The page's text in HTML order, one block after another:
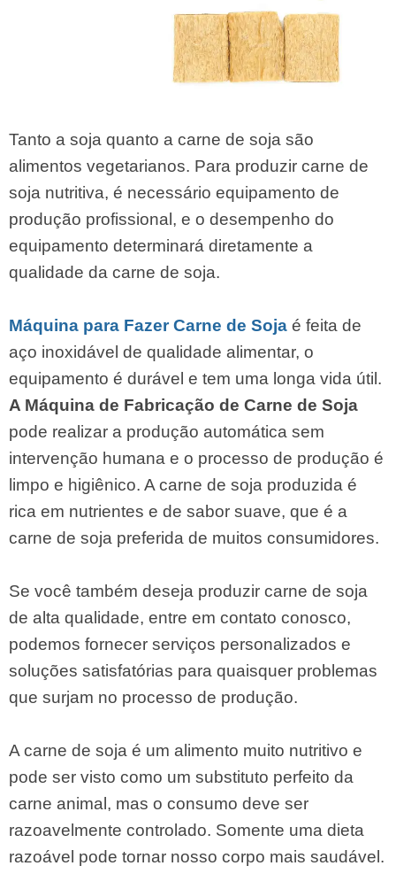
Tanto a soja quanto a carne de soja são
alimentos vegetarianos. Para produzir carne de
soja nutritiva, é necessário equipamento de
produção profissional, e o desempenho do
equipamento determinará diretamente a
qualidade da carne de soja.
Máquina para Fazer Carne de Soja é feita de
aço inoxidável de qualidade alimentar, o
equipamento é durável e tem uma longa vida útil.
A Máquina de Fabricação de Carne de Soja
pode realizar a produção automática sem
intervenção humana e o processo de produção é
limpo e higiênico. A carne de soja produzida é
rica em nutrientes e de sabor suave, que é a
carne de soja preferida de muitos consumidores.
Se você também deseja produzir carne de soja
de alta qualidade, entre em contato conosco,
podemos fornecer serviços personalizados e
soluções satisfatórias para quaisquer problemas
que surjam no processo de produção.
A carne de soja é um alimento muito nutritivo e
pode ser visto como um substituto perfeito da
carne animal, mas o consumo deve ser
razoavelmente controlado. Somente uma dieta
razoável pode tornar nosso corpo mais saudável.